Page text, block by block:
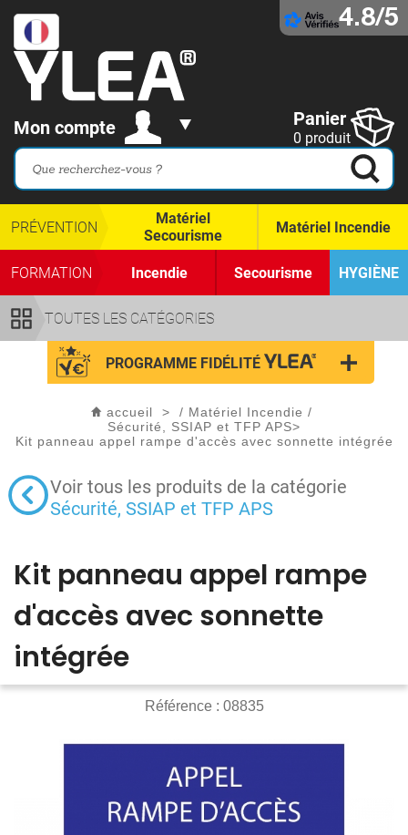
4.8/5
Mon compte Panier
0 produit
TOUTES LES CATÉGORIES
PRÉVENTION
Matériel
Secourisme
Matériel Incendie
FORMATION Incendie Secourisme HYGIÈNE
PROGRAMME FIDÉLITÉ
accueil > / Matériel Incendie /
Sécurité, SSIAP et TFP APS>
Kit panneau appel rampe d'accès avec sonnette intégrée
Voir tous les produits de la catégorie
Sécurité, SSIAP et TFP APS
Kit panneau appel rampe
d'accès avec sonnette
intégrée
Référence : 08835